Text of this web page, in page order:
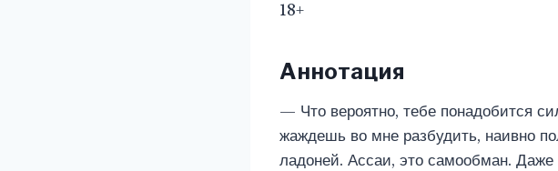
18+
Аннотация
— Что вероятно, тебе понадобится
жаждешь во мне разбудить, наивно
ладоней. Ассаи, это самообман.